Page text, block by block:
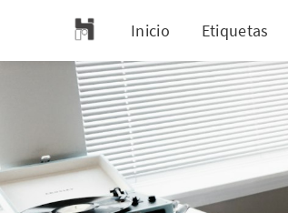
Inicio Etiquetas